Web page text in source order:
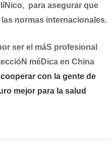
para asegurar que
normas internacionales.
ser el máS profesional
méDica en China
con la gente de
mejor para la salud